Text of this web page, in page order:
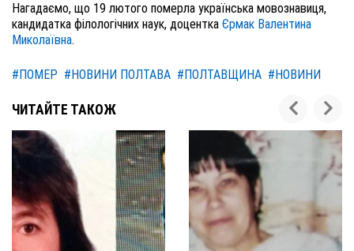
Нагадаємо, що 19 лютого померла українська мовознавиця,
кандидатка філологічних наук, доцентка Єрмак Валентина
Миколаївна.
#ПОМЕР #НОВИНИ ПОЛТАВА #ПОЛТАВЩИНА #НОВИНИ
ЧИТАЙТЕ ТАКОЖ